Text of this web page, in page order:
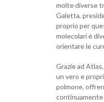
molte diverse
Galetta,
proprio per
molecolari è
orientare le
Grazie ad
un vero e
polmone,
continuamente